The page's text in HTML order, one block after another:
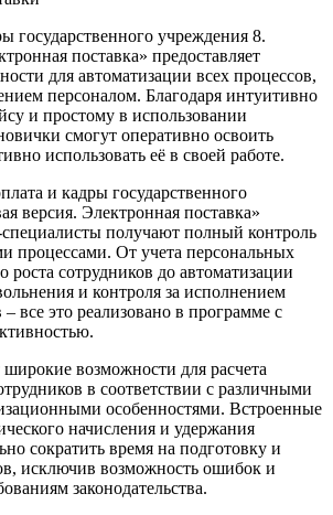
государственного учреждения 8.
поставка» предоставляет
для автоматизации всех процессов,
персоналом. Благодаря интуитивно
и простому в использовании
смогут оперативно освоить
использовать её в своей работе.
и кадры государственного
версия. Электронная поставка»
получают полный контроль
процессами. От учета персональных
роста сотрудников до автоматизации
и контроля за исполнением
все это реализовано в программе с
возможности для расчета
в соответствии с различными
особенностями. Встроенные
начисления и удержания
сократить время на подготовку и
исключив возможность ошибок и
законодательства.